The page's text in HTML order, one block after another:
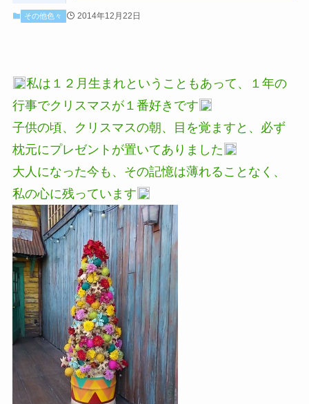
その他色々 2014年12月22日
私は１２月生まれということもあって、１年の
行事でクリスマスが１番好きです
子供の頃、クリスマスの朝、目を覚ますと、必ず
枕元にプレゼントが置いてありました
大人になった今も、その記憶は薄れることなく、
私の心に残っています